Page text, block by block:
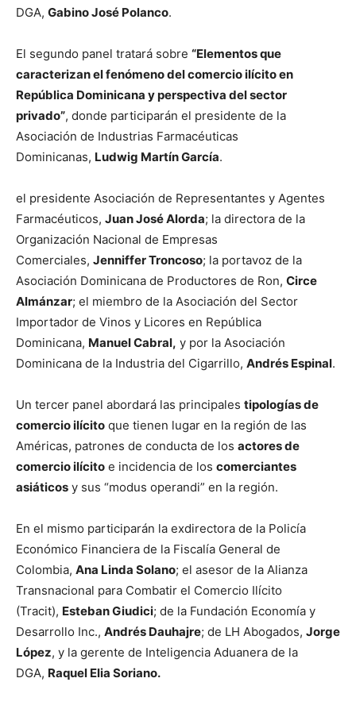
DGA, Gabino José Polanco.
El segundo panel tratará sobre “Elementos que
caracterizan el fenómeno del comercio ilícito en
República Dominicana y perspectiva del sector
privado”, donde participarán el presidente de la
Asociación de Industrias Farmacéuticas
Dominicanas, Ludwig Martín García.
el presidente Asociación de Representantes y Agentes
Farmacéuticos, Juan José Alorda; la directora de la
Organización Nacional de Empresas
Comerciales, Jenniffer Troncoso; la portavoz de la
Asociación Dominicana de Productores de Ron, Circe
Almánzar; el miembro de la Asociación del Sector
Importador de Vinos y Licores en República
Dominicana, Manuel Cabral, y por la Asociación
Dominicana de la Industria del Cigarrillo, Andrés Espinal.
Un tercer panel abordará las principales tipologías de
comercio ilícito que tienen lugar en la región de las
Américas, patrones de conducta de los actores de
comercio ilícito e incidencia de los comerciantes
asiáticos y sus “modus operandi” en la región.
En el mismo participarán la exdirectora de la Policía
Económico Financiera de la Fiscalía General de
Colombia, Ana Linda Solano; el asesor de la Alianza
Transnacional para Combatir el Comercio Ilícito
(Tracit), Esteban Giudici; de la Fundación Economía y
Desarrollo Inc., Andrés Dauhajre; de LH Abogados, Jorge
López, y la gerente de Inteligencia Aduanera de la
DGA, Raquel Elia Soriano.